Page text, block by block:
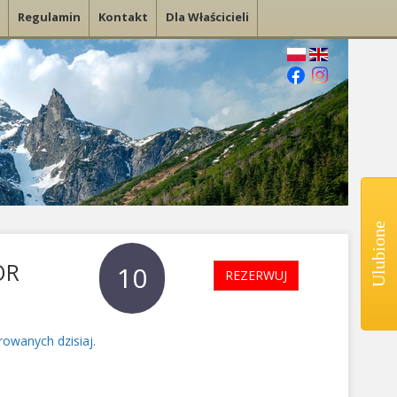
Regulamin Kontakt Dla Właścicieli
10 REZERWUJ
dzisiaj.
Ulubione